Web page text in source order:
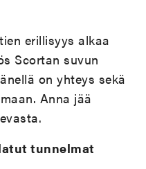
erillisyys alkaa
Scortan suvun
on yhteys sekä
Anna jää
tunnelmat